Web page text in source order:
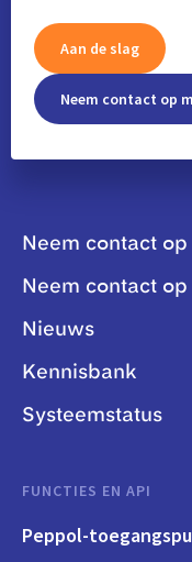
Aan de slag
Neem contact op
Neem contact
Neem contact
Nieuws
Kennisbank
Systeemstatus
FUNCTIES EN API
Peppol-